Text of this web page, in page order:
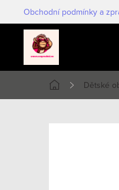
na
Obchodní podmínky a
Domů
Dětské